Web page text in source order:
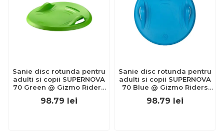
Sanie disc rotunda pentru
adulti si copii SUPERNOVA
70 Green @ Gizmo Riders
98.79 lei
Sanie disc rotunda pentru
adulti si copii SUPERNOVA
70 Blue @ Gizmo Riders
98.79 lei